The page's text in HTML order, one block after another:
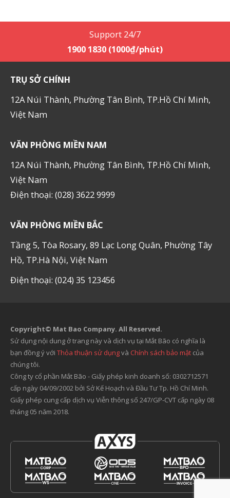
Support 24/7
1900 1830 (1000₫/phút)
TRỤ SỞ CHÍNH
12A Núi Thành, Phường Tân Bình, TP.Hồ Chí Minh,
Việt Nam
VĂN PHÒNG MIỀN NAM
12A Núi Thành, Phường Tân Bình, TP.Hồ Chí Minh,
Việt Nam
Điện thoại: (028) 3622 9999
VĂN PHÒNG MIỀN BẮC
Tầng 5, Tòa Rosary, 89 Lạc Long Quân, Phường Tây
Hồ, TP.Hà Nội, Việt Nam
Điện thoại: (024) 35 123456
Copyright© Mat Bao Company. All Reserved.
Sử dụng nội dung ở trang này và dịch vụ tại Mắt Bão có nghĩa là
bạn đồng ý với Thỏa thuận sử dụngvà Chính sách bảo mật của
chúng tôi.
Công ty cổ phần Mắt Bão - Giấy phép kinh doanh số: 0302712571
cấp ngày 04/09/2002 bởi Sở Kế Hoạch và Đầu Tư Tp. Hồ Chí Minh.
Giấy phép cung cấp dịch vụ Viễn thông số 247/GP-CVT cấp ngày 08
tháng 05 năm 2018.